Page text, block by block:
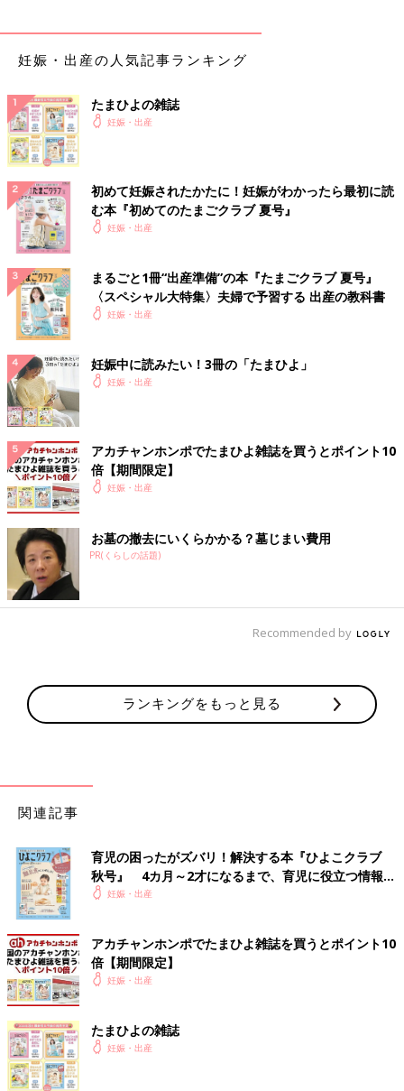
妊娠・出産の人気記事ランキング
たまひよの雑誌
妊娠・出産
初めて妊娠されたかたに！妊娠がわかったら最初に読
む本『初めてのたまごクラブ 夏号』
妊娠・出産
まるごと1冊“出産準備”の本『たまごクラブ 夏号』
〈スペシャル大特集〉夫婦で予習する 出産の教科書
妊娠・出産
妊娠中に読みたい！3冊の「たまひよ」
妊娠・出産
アカチャンホンポでたまひよ雑誌を買うとポイント10
倍【期間限定】
妊娠・出産
お墓の撤去にいくらかかる？墓じまい費用
PR(くらしの話題)
Recommended by
ランキングをもっと見る
関連記事
育児の困ったがズバリ！解決する本『ひよこクラブ
秋号』 4カ月～2才になるまで、育児に役立つ情報が
いっぱい！
妊娠・出産
アカチャンホンポでたまひよ雑誌を買うとポイント10
倍【期間限定】
妊娠・出産
たまひよの雑誌
妊娠・出産